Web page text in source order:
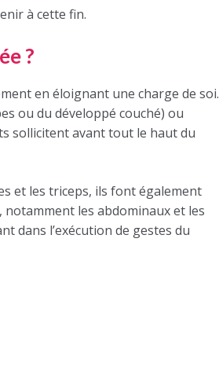
à cette fin.
?
en éloignant une charge de soi.
ou du développé couché) ou
sollicitent avant tout le haut du
et les triceps, ils font également
les abdominaux et les
dans l’exécution de gestes du